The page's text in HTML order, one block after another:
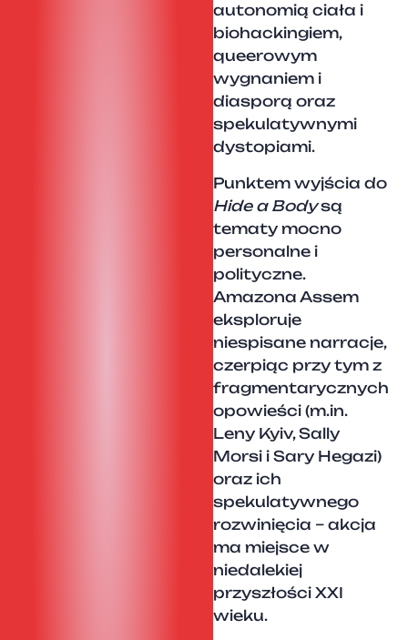
autonomią ciała i
biohackingiem,
queerowym
wygnaniem i
diasporą oraz
spekulatywnymi
dystopiami.
Punktem wyjścia do
Hide a Bodysą
tematy mocno
personalne i
polityczne.
Amazona Assem
eksploruje
niespisane narracje,
czerpiąc przy tym z
fragmentarycznych
opowieści (m.in.
Leny Kyiv, Sally
Morsi i Sary Hegazi)
oraz ich
spekulatywnego
rozwinięcia – akcja
ma miejsce w
niedalekiej
przyszłości XXI
wieku.